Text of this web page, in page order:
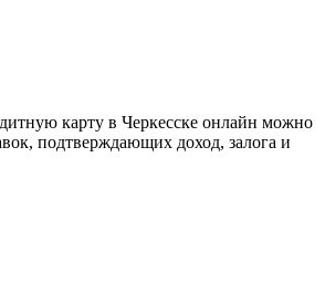
карту в Черкесске онлайн можно
подтверждающих доход, залога и